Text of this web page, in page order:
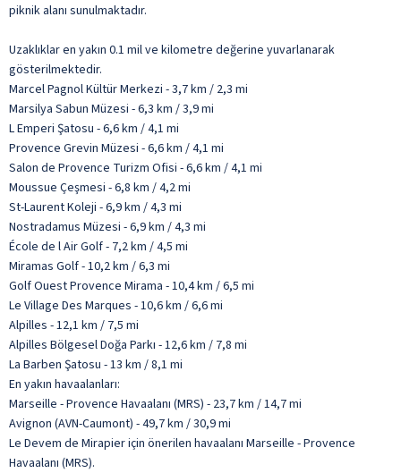
piknik alanı sunulmaktadır.
Uzaklıklar en yakın 0.1 mil ve kilometre değerine yuvarlanarak
gösterilmektedir.
Marcel Pagnol Kültür Merkezi - 3,7 km / 2,3 mi
Marsilya Sabun Müzesi - 6,3 km / 3,9 mi
L Emperi Şatosu - 6,6 km / 4,1 mi
Provence Grevin Müzesi - 6,6 km / 4,1 mi
Salon de Provence Turizm Ofisi - 6,6 km / 4,1 mi
Moussue Çeşmesi - 6,8 km / 4,2 mi
St-Laurent Koleji - 6,9 km / 4,3 mi
Nostradamus Müzesi - 6,9 km / 4,3 mi
École de l Air Golf - 7,2 km / 4,5 mi
Miramas Golf - 10,2 km / 6,3 mi
Golf Ouest Provence Mirama - 10,4 km / 6,5 mi
Le Village Des Marques - 10,6 km / 6,6 mi
Alpilles - 12,1 km / 7,5 mi
Alpilles Bölgesel Doğa Parkı - 12,6 km / 7,8 mi
La Barben Şatosu - 13 km / 8,1 mi
En yakın havaalanları:
Marseille - Provence Havaalanı (MRS) - 23,7 km / 14,7 mi
Avignon (AVN-Caumont) - 49,7 km / 30,9 mi
Le Devem de Mirapier için önerilen havaalanı Marseille - Provence
Havaalanı (MRS).